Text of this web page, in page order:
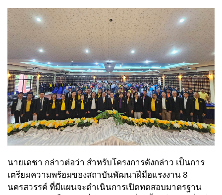
นายเดชา กล่าวต่อว่า สำหรับโครงการดังกล่าว เป็นการ
เตรียมความพร้อมของสถาบันพัฒนาฝีมือแรงงาน 8
นครสวรรค์ ที่มีแผนจะดำเนินการเปิดทดสอบมาตรฐาน